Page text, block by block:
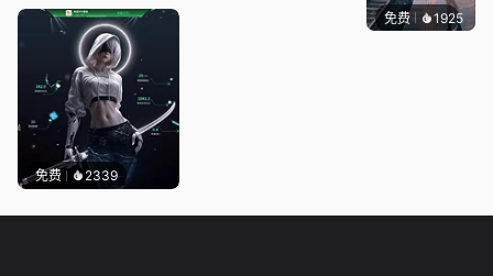
免费 2339
免费 1925辰东